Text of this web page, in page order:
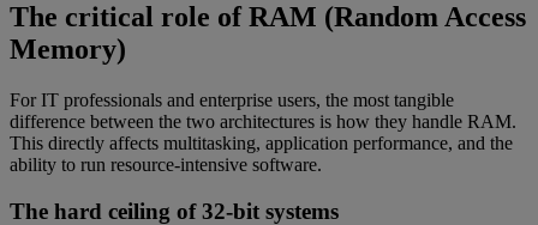
The critical role of RAM (Random Access
Memory)
For IT professionals and enterprise users, the most tangible
difference between the two architectures is how they handle RAM.
This directly affects multitasking, application performance, and the
ability to run resource-intensive software.
The hard ceiling of 32-bit systems